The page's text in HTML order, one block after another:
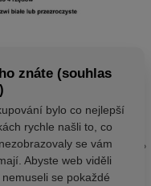
znáte (souhlas
bylo co nejlepší
rychle našli to, co
se vám
Abyste web viděli
se pokaždé